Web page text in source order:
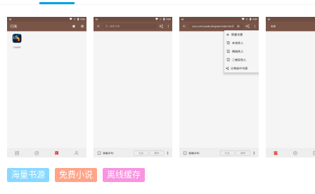
海量书源 免费小说 离线缓存